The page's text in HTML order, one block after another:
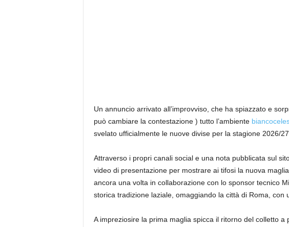
Un annuncio arrivato all’improvviso, che ha spiazzato e
può cambiare la contestazione ) tutto l’ambiente
svelato ufficialmente le nuove divise per la stagione 2026/27.
Attraverso i propri canali social e una nota pubblicata sul
video di presentazione per mostrare ai tifosi la nuova maglia
ancora una volta in collaborazione con lo sponsor tecnico
storica tradizione laziale, omaggiando la città di Roma, con
A impreziosire la prima maglia spicca il ritorno del colletto a